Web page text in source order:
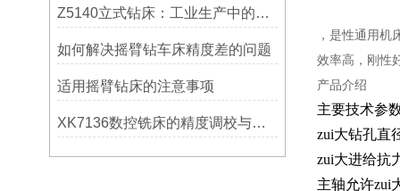
Z5140立式钻床：工业生产中的得力助手
如何解决摇臂钻车床精度差的问题
适用摇臂钻床的注意事项
XK7136数控铣床的精度调校与性能优化
，是性通用
效率高，刚性
产品介绍
主要技术参
zui大钻孔直
zui大进给抗
主轴允许zui